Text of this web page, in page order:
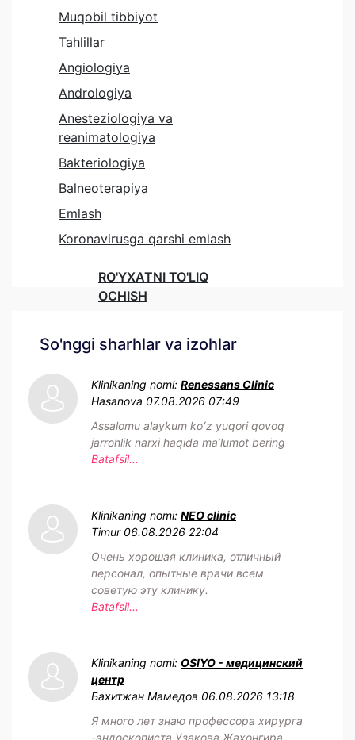
Muqobil tibbiyot
Tahlillar
Angiologiya
Andrologiya
Anesteziologiya va
reanimatologiya
Bakteriologiya
Balneoterapiya
Emlash
Koronavirusga qarshi emlash
RO'YXATNI TO'LIQ
OCHISH
So'nggi sharhlar va izohlar
Klinikaning nomi: Renessans Clinic
Hasanova 07.08.2026 07:49
Assalomu alaykum koʻz yuqori qovoq
jarrohlik narxi haqida maʼlumot bering
Batafsil...
Klinikaning nomi: NEO clinic
Timur 06.08.2026 22:04
Очень хорошая клиника, отличный
персонал, опытные врачи всем
советую эту клинику.
Batafsil...
Klinikaning nomi: OSIYO - медицинский
центр
Бахитжан Мамедов 06.08.2026 13:18
Я много лет знаю профессора хирурга
-эндоскописта Узакова Жахонгира